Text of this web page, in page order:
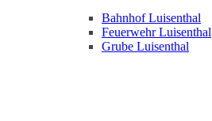
Bahnhof Luisenthal
Feuerwehr Luisenthal
Grube Luisenthal